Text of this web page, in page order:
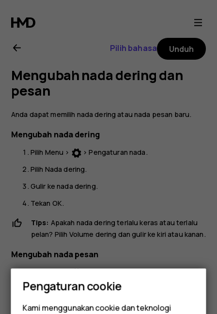
Buku
petunjuk
Nokia
105
(2019)
Pilih bahasa Unduh
Mengubah nada dering dan
pesan
Anda dapat memilih nada dering atau nada pesan baru.
Mengubah nada dering
Pilih Menu > >Pengaturan nada.
Pilih Nada dering.
Gulir ke nada dering.
Tekan OK.
Tips: Apakah nada dering terlalu keras atau terlalu
pelan? Pilih Volume dering dan gulir ke kiri atau kanan.
Mengubah nada pesan
Gulir keNada tanda pesan.
Pilih nada yang ingin digunakan, lalu pilihOK
Pengaturan cookie
Kami menggunakan cookie dan teknologi